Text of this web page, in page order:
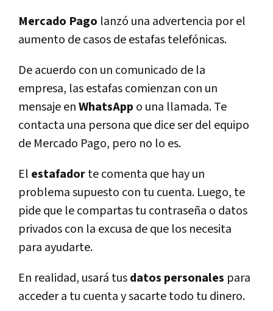
Mercado Pago lanzó una advertencia por el
aumento de casos de estafas telefónicas.
De acuerdo con un comunicado de la
empresa, las estafas comienzan con un
mensaje enWhatsApp o una llamada. Te
contacta una persona que dice ser del equipo
de Mercado Pago, pero no lo es.
El estafadorte comenta que hay un
problema supuesto con tu cuenta. Luego, te
pide que le compartas tu contraseña o datos
privados con la excusa de que los necesita
para ayudarte.
En realidad, usará tusdatos personales para
acceder a tu cuenta y sacarte todo tu dinero.